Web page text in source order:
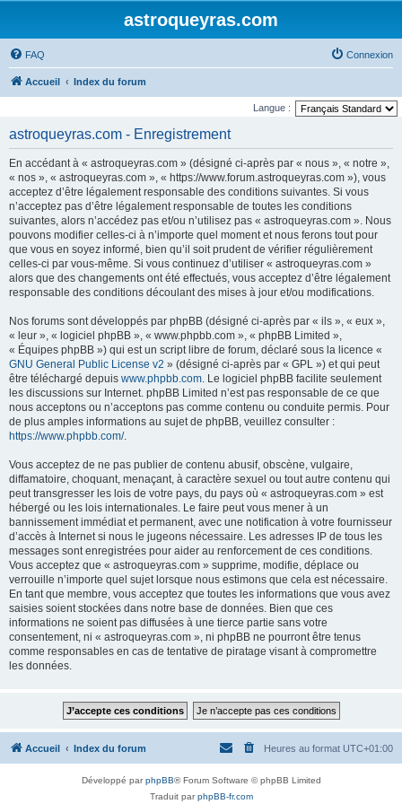
astroqueyras.com
FAQ Connexion
Accueil Index du forum
Langue :
astroqueyras.com - Enregistrement
En accédant à « astroqueyras.com » (désigné ci-après par « nous », « notre »,
« nos », « astroqueyras.com », « https://www.forum.astroqueyras.com »), vous
acceptez d’être légalement responsable des conditions suivantes. Si vous
n’acceptez pas d’être légalement responsable de toutes les conditions
suivantes, alors n’accédez pas et/ou n’utilisez pas « astroqueyras.com ». Nous
pouvons modifier celles-ci à n’importe quel moment et nous ferons tout pour
que vous en soyez informé, bien qu’il soit prudent de vérifier régulièrement
celles-ci par vous-même. Si vous continuez d’utiliser « astroqueyras.com »
alors que des changements ont été effectués, vous acceptez d’être légalement
responsable des conditions découlant des mises à jour et/ou modifications.
Nos forums sont développés par phpBB (désigné ci-après par « ils », « eux »,
« leur », « logiciel phpBB », « www.phpbb.com », « phpBB Limited »,
« Équipes phpBB ») qui est un script libre de forum, déclaré sous la licence «
GNU General Public License v2 » (désigné ci-après par « GPL ») et qui peut
être téléchargé depuis www.phpbb.com. Le logiciel phpBB facilite seulement
les discussions sur Internet. phpBB Limited n’est pas responsable de ce que
nous acceptons ou n’acceptons pas comme contenu ou conduite permis. Pour
de plus amples informations au sujet de phpBB, veuillez consulter :
https://www.phpbb.com/.
Vous acceptez de ne pas publier de contenu abusif, obscène, vulgaire,
diffamatoire, choquant, menaçant, à caractère sexuel ou tout autre contenu qui
peut transgresser les lois de votre pays, du pays où « astroqueyras.com » est
hébergé ou les lois internationales. Le faire peut vous mener à un
bannissement immédiat et permanent, avec une notification à votre fournisseur
d’accès à Internet si nous le jugeons nécessaire. Les adresses IP de tous les
messages sont enregistrées pour aider au renforcement de ces conditions.
Vous acceptez que « astroqueyras.com » supprime, modifie, déplace ou
verrouille n’importe quel sujet lorsque nous estimons que cela est nécessaire.
En tant que membre, vous acceptez que toutes les informations que vous avez
saisies soient stockées dans notre base de données. Bien que ces
informations ne soient pas diffusées à une tierce partie sans votre
consentement, ni « astroqueyras.com », ni phpBB ne pourront être tenus
comme responsables en cas de tentative de piratage visant à compromettre
les données.
Accueil Index du forum Heures au format UTC+01:00
Développé parphpBB® Forum Software © phpBB Limited
Traduit parphpBB-fr.com